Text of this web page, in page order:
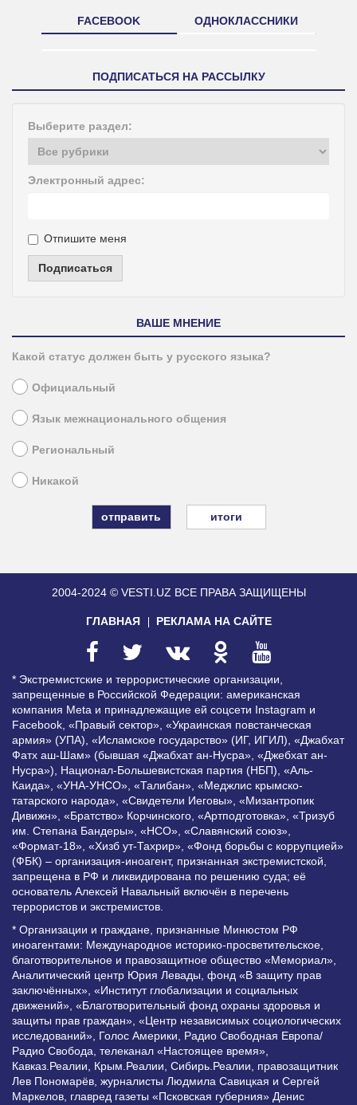
FACEBOOK ОДНОКЛАССНИКИ
ПОДПИСАТЬСЯ НА РАССЫЛКУ
Выберите раздел:
Электронный адрес:
Отпишите меня
Подписаться
ВАШЕ МНЕНИЕ
Какой статус должен быть у русского языка?
Официальный
Язык межнационального общения
Региональный
Никакой
итоги
2004-2024 © VESTI.UZ ВСЕ ПРАВА ЗАЩИЩЕНЫ
ГЛАВНАЯ РЕКЛАМА НА САЙТЕ
* Экстремистские и террористические организации,
запрещенные в Российской Федерации: американская
компания Meta и принадлежащие ей соцсети Instagram и
Facebook, «Правый сектор», «Украинская повстанческая
армия» (УПА), «Исламское государство» (ИГ, ИГИЛ), «Джабхат
Фатх аш-Шам» (бывшая «Джабхат ан-Нусра», «Джебхат ан-
Нусра»), Национал-Большевистская партия (НБП), «Аль-
Каида», «УНА-УНСО», «Талибан», «Меджлис крымско-
татарского народа», «Свидетели Иеговы», «Мизантропик
Дивижн», «Братство» Корчинского, «Артподготовка», «Тризуб
им. Степана Бандеры», «НСО», «Славянский союз»,
«Формат-18», «Хизб ут-Тахрир», «Фонд борьбы с коррупцией»
(ФБК) – организация-иноагент, признанная экстремистской,
запрещена в РФ и ликвидирована по решению суда; её
основатель Алексей Навальный включён в перечень
террористов и экстремистов.
* Организации и граждане, признанные Минюстом РФ
иноагентами: Международное историко-просветительское,
благотворительное и правозащитное общество «Мемориал»,
Аналитический центр Юрия Левады, фонд «В защиту прав
заключённых», «Институт глобализации и социальных
движений», «Благотворительный фонд охраны здоровья и
защиты прав граждан», «Центр независимых социологических
исследований», Голос Америки, Радио Свободная Европа/
Радио Свобода, телеканал «Настоящее время»,
Кавказ.Реалии, Крым.Реалии, Сибирь.Реалии, правозащитник
Лев Пономарёв, журналисты Людмила Савицкая и Сергей
Маркелов, главред газеты «Псковская губерния» Денис